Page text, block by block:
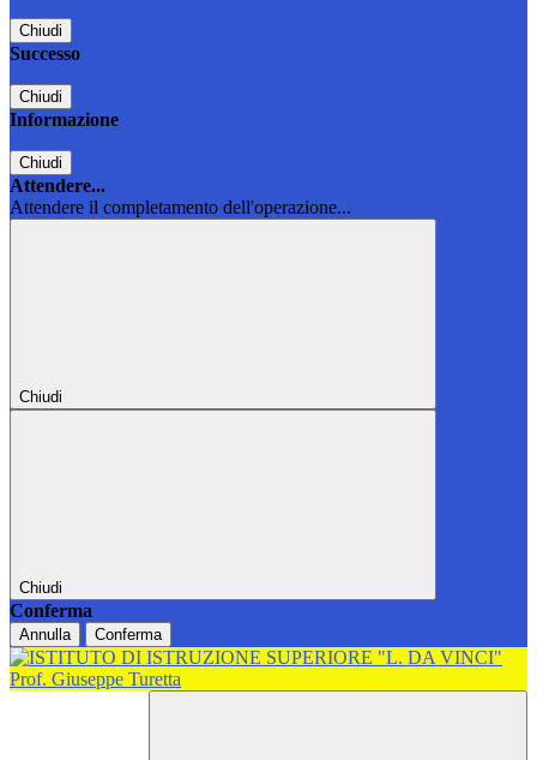
Chiudi
Successo
Chiudi
Informazione
Chiudi
Attendere...
Attendere il completamento dell'operazione...
Chiudi
Chiudi
Conferma
Annulla Conferma